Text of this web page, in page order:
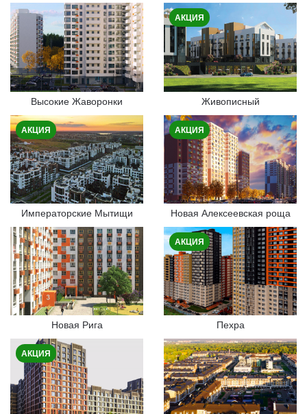
Высокие Жаворонки
АКЦИЯ
Живописный
АКЦИЯ
Императорские Мытищи
АКЦИЯ
Новая Алексеевская роща
Новая Рига
АКЦИЯ
Пехра
АКЦИЯ